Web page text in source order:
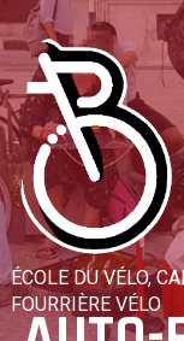
Skip
to
content
ÉCOLE DU VÉLO,
FOURRIÈRE VÉLO